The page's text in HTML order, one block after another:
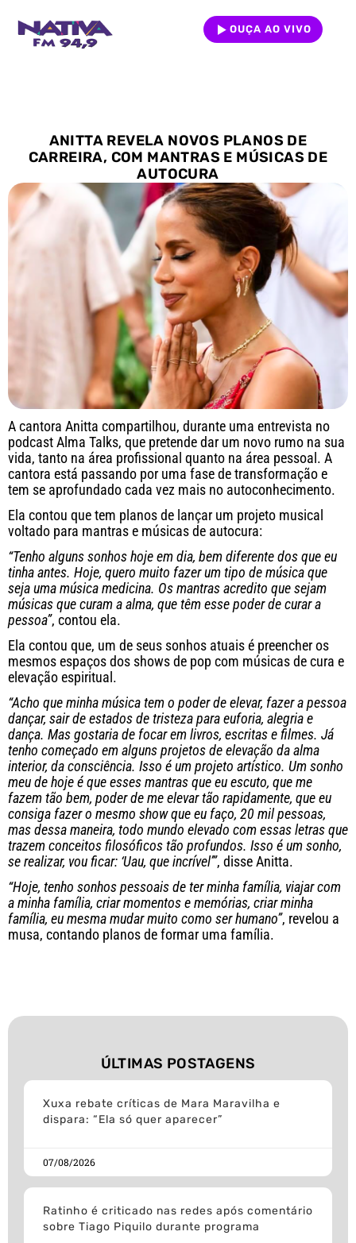
OUÇA AO VIVO
ANITTA REVELA NOVOS PLANOS DE
CARREIRA, COM MANTRAS E MÚSICAS DE
AUTOCURA
A cantora Anitta compartilhou, durante uma entrevista no
podcast Alma Talks, que pretende dar um novo rumo na sua
vida, tanto na área profissional quanto na área pessoal. A
cantora está passando por uma fase de transformação e
tem se aprofundado cada vez mais no autoconhecimento.
Ela contou que tem planos de lançar um projeto musical
voltado para mantras e músicas de autocura:
“Tenho alguns sonhos hoje em dia, bem diferente dos que eu
tinha antes. Hoje, quero muito fazer um tipo de música que
seja uma música medicina. Os mantras acredito que sejam
músicas que curam a alma, que têm esse poder de curar a
pessoa”, contou ela.
Ela contou que, um de seus sonhos atuais é preencher os
mesmos espaços dos shows de pop com músicas de cura e
elevação espiritual.
“Acho que minha música tem o poder de elevar, fazer a pessoa
dançar, sair de estados de tristeza para euforia, alegria e
dança. Mas gostaria de focar em livros, escritas e filmes. Já
tenho começado em alguns projetos de elevação da alma
interior, da consciência. Isso é um projeto artístico. Um sonho
meu de hoje é que esses mantras que eu escuto, que me
fazem tão bem, poder de me elevar tão rapidamente, que eu
consiga fazer o mesmo show que eu faço, 20 mil pessoas,
mas dessa maneira, todo mundo elevado com essas letras que
trazem conceitos filosóficos tão profundos. Isso é um sonho,
se realizar, vou ficar: ‘Uau, que incrível’”, disse Anitta.
“Hoje, tenho sonhos pessoais de ter minha família, viajar com
a minha família, criar momentos e memórias, criar minha
família, eu mesma mudar muito como ser humano”, revelou a
musa, contando planos de formar uma família.
ÚLTIMAS POSTAGENS
Xuxa rebate críticas de Mara Maravilha e
dispara: “Ela só quer aparecer”
07/08/2026
Ratinho é criticado nas redes após comentário
sobre Tiago Piquilo durante programa